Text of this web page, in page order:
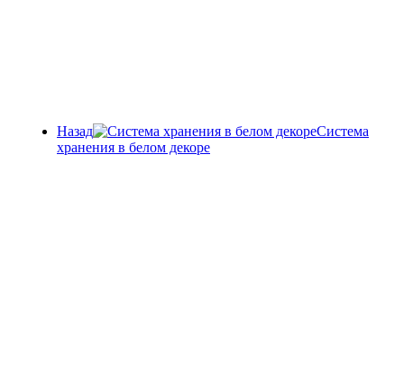
Назад
Система
хранения в белом декоре